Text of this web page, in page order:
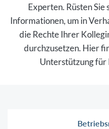
Experten. Rüsten
Informationen, um in
die Rechte Ihrer
durchzusetzen. Hier
Unterstützung